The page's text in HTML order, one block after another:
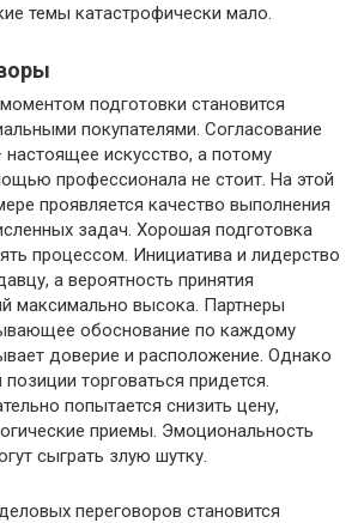
темы катастрофически мало.
подготовки становится
покупателями. Согласование
искусство, а потому
профессионала не стоит. На этой
проявляется качество выполнения
задач. Хорошая подготовка
процессом. Инициатива и лидерство
а вероятность принятия
максимально высока. Партнеры
обоснование по каждому
доверие и расположение. Однако
торговаться придется.
попытается снизить цену,
приемы. Эмоциональность
сыграть злую шутку.
переговоров становится